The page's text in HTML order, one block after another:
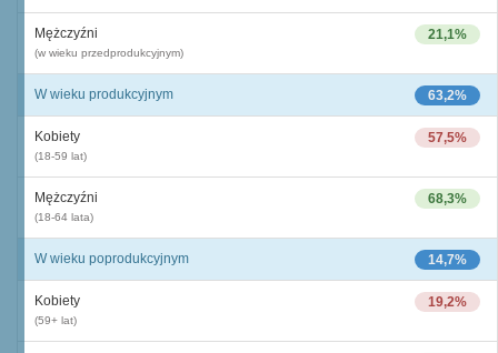
21,1%
Mężczyźni
(w wieku przedprodukcyjnym)
63,2%
W wieku produkcyjnym
57,5%
Kobiety
(18-59 lat)
68,3%
Mężczyźni
(18-64 lata)
14,7%
W wieku poprodukcyjnym
19,2%
Kobiety
(59+ lat)